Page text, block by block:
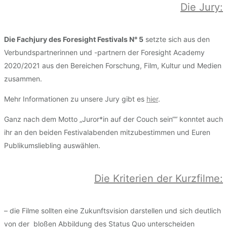
Die Jury:
Die Fachjury des Foresight Festivals N° 5 setzte sich aus den
Verbundspartnerinnen und -partnern der Foresight Academy
2020/2021 aus den Bereichen Forschung, Film, Kultur und Medien
zusammen.
Mehr Informationen zu unsere Jury gibt es hier.
Ganz nach dem Motto „Juror*in auf der Couch sein““ konntet auch
ihr an den beiden Festivalabenden mitzubestimmen und Euren
Publikumsliebling auswählen.
Die Kriterien der Kurzfilme:
– die Filme sollten eine Zukunftsvision darstellen und sich deutlich
von der bloßen Abbildung des Status Quo unterscheiden